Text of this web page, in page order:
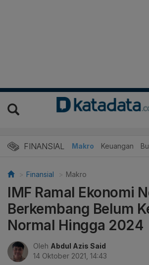
FINANSIAL Makro Keuangan
Finansial Makro
IMF Ramal Ekonomi
Berkembang Belum
Normal Hingga 2024
Oleh Abdul Azis Said
14 Oktober 2021, 14:43